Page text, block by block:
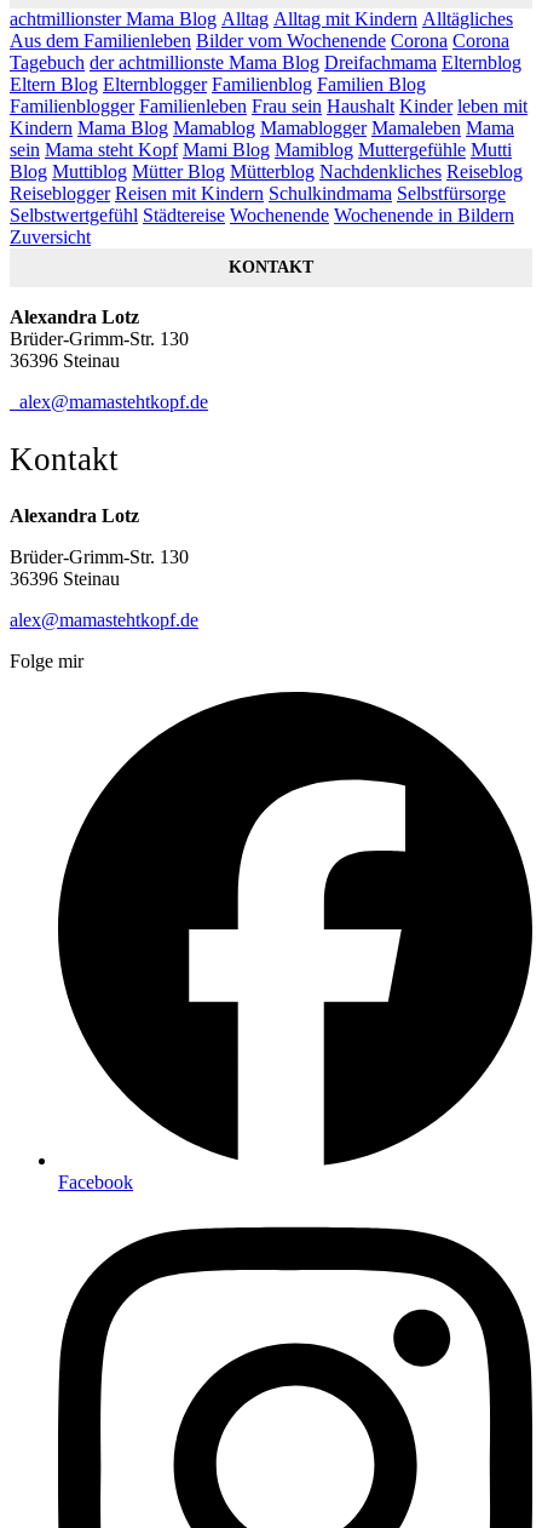
achtmillionster Mama Blog Alltag Alltag mit Kindern Alltägliches
Aus dem Familienleben Bilder vom Wochenende Corona Corona
Tagebuch der achtmillionste Mama Blog Dreifachmama Elternblog
Eltern Blog Elternblogger Familienblog Familien Blog
Familienblogger Familienleben Frau sein Haushalt Kinder leben mit
Kindern Mama Blog Mamablog Mamablogger Mamaleben Mama
sein Mama steht Kopf Mami Blog Mamiblog Muttergefühle Mutti
Blog Muttiblog Mütter Blog Mütterblog Nachdenkliches Reiseblog
Reiseblogger Reisen mit Kindern Schulkindmama Selbstfürsorge
Selbstwertgefühl Städtereise Wochenende Wochenende in Bildern
Zuversicht
KONTAKT
Alexandra Lotz
Brüder-Grimm-Str. 130
36396 Steinau
alex@mamastehtkopf.de
Kontakt
Alexandra Lotz
Brüder-Grimm-Str. 130
36396 Steinau
alex@mamastehtkopf.de
Folge mir
Facebook